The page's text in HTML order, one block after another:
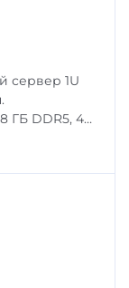
сервер 1U
ГБ DDR5, 4